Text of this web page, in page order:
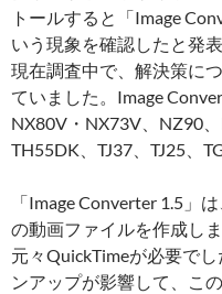
トールすると「Image
いう現象を確認したと発
現在調査中で、解決策に
ていました。Image
NX80V・NX73V、NZ90
TH55DK、TJ37、TJ25、
「Image Converter 1.5」
の動画ファイルを作成し
元々QuickTimeが必要で
ンアップが影響して、こ